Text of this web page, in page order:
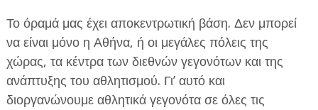
Το όραμά μας έχει αποκεντρωτική βάση. Δεν μπορεί
να είναι μόνο η Αθήνα, ή οι μεγάλες πόλεις της
χώρας, τα κέντρα των διεθνών γεγονότων και της
ανάπτυξης του αθλητισμού. Γι’ αυτό και
διοργανώνουμε αθλητικά γεγονότα σε όλες τις